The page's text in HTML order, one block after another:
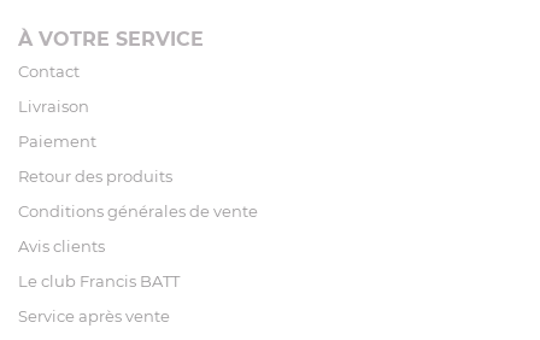
À VOTRE SERVICE
Contact
Livraison
Paiement
Retour des produits
Conditions générales de vente
Avis clients
Le club Francis BATT
Service après vente